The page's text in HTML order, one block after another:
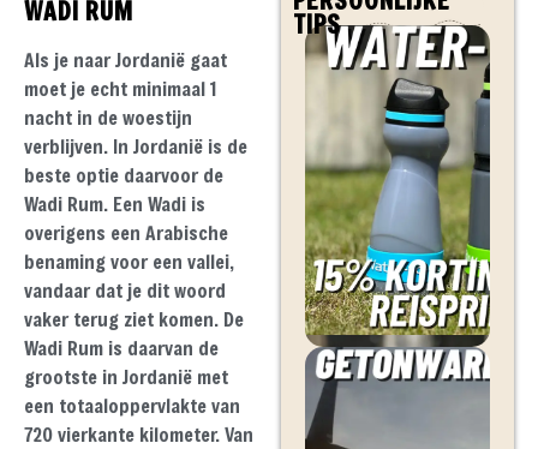
WADI RUM
Als je naar Jordanië gaat
moet je echt minimaal 1
nacht in de woestijn
verblijven. In Jordanië is de
beste optie daarvoor de
Wadi Rum. Een Wadi is
overigens een Arabische
benaming voor een vallei,
vandaar dat je dit woord
vaker terug ziet komen. De
Wadi Rum is daarvan de
grootste in Jordanië met
een totaaloppervlakte van
720 vierkante kilometer. Van
TIPS